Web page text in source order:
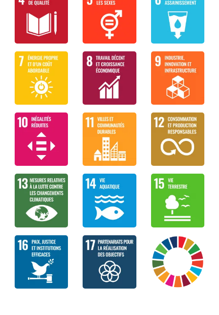
La Déclaration de Rio
A l’occasion de cet évènement international, des
scientifiques indépendants ont présenté un nouveau
rapport des Nations Unies, intitulé
Le Futur c’est
maintenant : la science au service du
développement durable. Il s’agit de la toute
première évaluation quadriennale de la mise en
œuvre de l’Agenda 2030 des 17 ODD adoptés en
septembre 2015.
En parallèle à cette analyse, un autre
rapport
sur l’état des progrès vers les 17 objectifs de
développement durablea lui aussi été soumis
aux Chefs d’Etat et de gouvernement.
A l’issue de ce Sommet, les hauts représentants
ont déposé une Déclaration politique. Certains pays
et gouvernements locaux ont déterminé, sur base
volontaire, une centaine d’actions à mener en plus
afin d’accélérer la mise en œuvre des 17 ODD.
La Déclaration politique